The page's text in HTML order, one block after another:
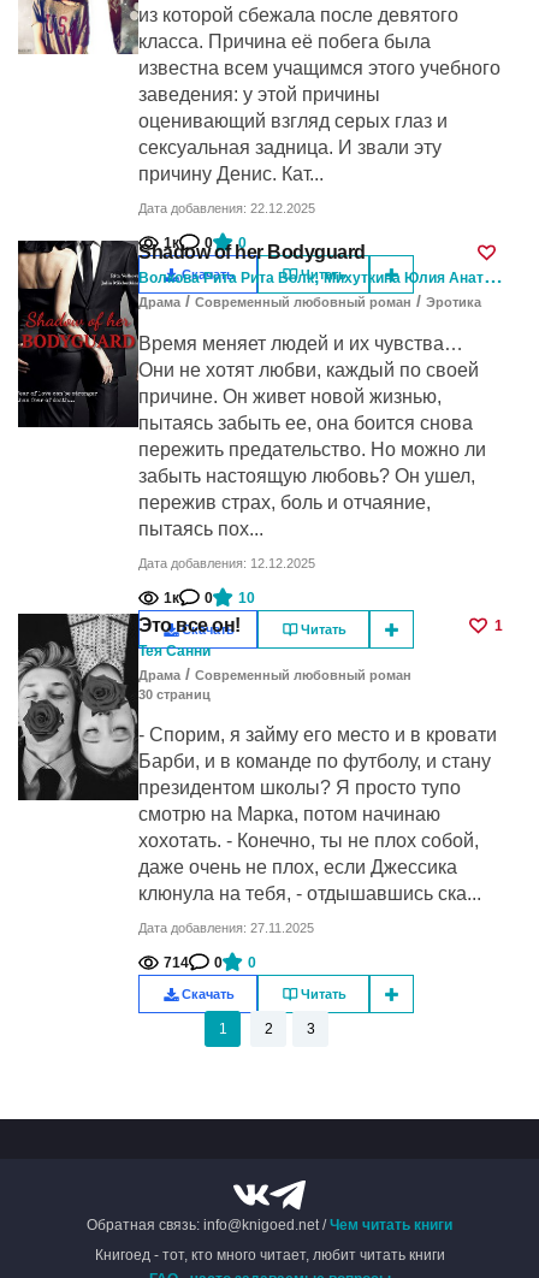
из которой сбежала после девятого
класса. Причина её побега была
известна всем учащимся этого учебного
заведения: у этой причины
оценивающий взгляд серых глаз и
сексуальная задница. И звали эту
причину Денис. Кат...
Дата добавления: 22.12.2025
1к 0 0
Скачать Читать
Shadow of her Bodyguard
Волкова Рита Рита Волк,Михуткина Юлия Анатольевна Yusia
Драма / Современный любовный роман / Эротика
Время меняет людей и их чувства…
Они не хотят любви, каждый по своей
причине. Он живет новой жизнью,
пытаясь забыть ее, она боится снова
пережить предательство. Но можно ли
забыть настоящую любовь? Он ушел,
пережив страх, боль и отчаяние,
пытаясь пох...
Дата добавления: 12.12.2025
1к 0 10
Скачать Читать
Это все он!
1
Тея Санни
Драма / Современный любовный роман
30 cтраниц
- Спорим, я займу его место и в кровати
Барби, и в команде по футболу, и стану
президентом школы? Я просто тупо
смотрю на Марка, потом начинаю
хохотать. - Конечно, ты не плох собой,
даже очень не плох, если Джессика
клюнула на тебя, - отдышавшись ска...
Дата добавления: 27.11.2025
714 0 0
Скачать Читать
1 2 3
Обратная связь: info@knigoed.net /Чем читать книги
Книгоед - тот, кто много читает, любит читать книги